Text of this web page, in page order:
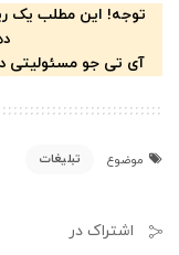
توجه! این مطلب یک
آی تی جو مسئولیتی
موضوع تبلیغات
اشتراک در